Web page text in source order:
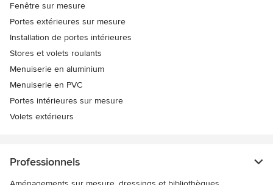
Fenêtre sur mesure
Portes extérieures sur mesure
Installation de portes intérieures
Stores et volets roulants
Menuiserie en aluminium
Menuiserie en PVC
Portes intérieures sur mesure
Volets extérieurs
Professionnels